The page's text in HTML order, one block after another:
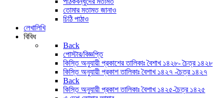
তোমার মতামত জানাও
চিঠি পাঠাও
লেখালিখি
বিবিধ
Back
পোস্টার/বিজ্ঞপ্তি
কিস্তি অনুযায়ী প্রকাশের তালিকাঃ বৈশাখ ১৪২৮- চৈত্র ১৪২৮
কিস্তি অনুযায়ী প্রকাশ তালিকাঃ বৈশাখ ১৪২৭ -চৈত্র ১৪২৭
Back
কিস্তি অনুযায়ী প্রকাশ তালিকাঃ বৈশাখ ১৪২৫-চৈত্র ১৪২৫